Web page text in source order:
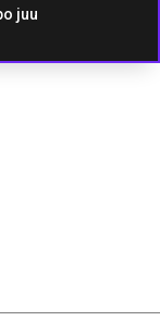
juu